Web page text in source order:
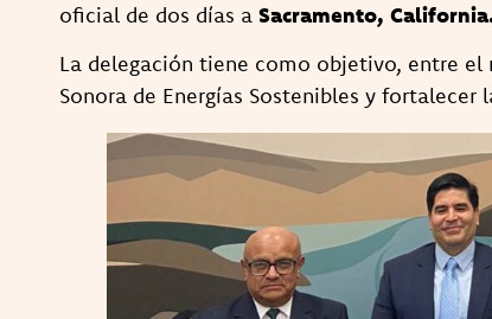
oficial de dos días a Sacramento,
La delegación tiene como objetivo, entre el
Sonora de Energías Sostenibles y